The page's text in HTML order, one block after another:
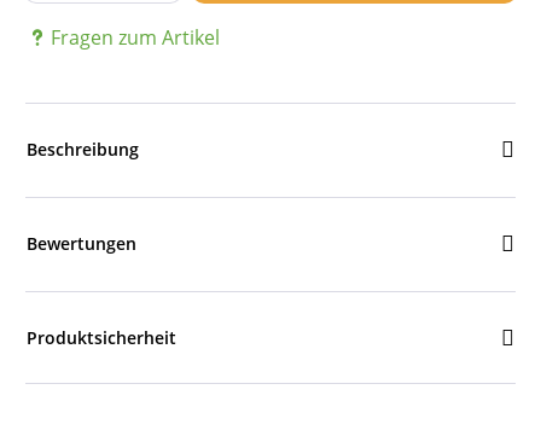
Fragen zum Artikel
Beschreibung
Bewertungen
Produktsicherheit